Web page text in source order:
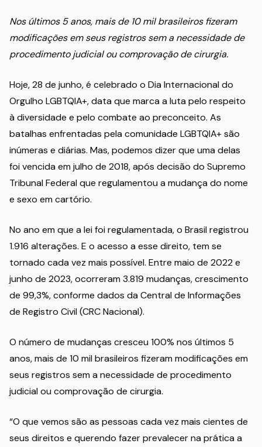
Nos últimos 5 anos, mais de 10 mil brasileiros fizeram
modificações em seus registros sem a necessidade de
procedimento judicial ou comprovação de cirurgia.
Hoje, 28 de junho, é celebrado o Dia Internacional do
Orgulho LGBTQIA+, data que marca a luta pelo respeito
à diversidade e pelo combate ao preconceito. As
batalhas enfrentadas pela comunidade LGBTQIA+ são
inúmeras e diárias. Mas, podemos dizer que uma delas
foi vencida em julho de 2018, após decisão do Supremo
Tribunal Federal que regulamentou a mudança do nome
e sexo em cartório.
No ano em que a lei foi regulamentada, o Brasil registrou
1.916 alterações. E o acesso a esse direito, tem se
tornado cada vez mais possível. Entre maio de 2022 e
junho de 2023, ocorreram 3.819 mudanças, crescimento
de 99,3%, conforme dados da Central de Informações
de Registro Civil (CRC Nacional).
O número de mudanças cresceu 100% nos últimos 5
anos, mais de 10 mil brasileiros fizeram modificações em
seus registros sem a necessidade de procedimento
judicial ou comprovação de cirurgia.
“O que vemos são as pessoas cada vez mais cientes de
seus direitos e querendo fazer prevalecer na prática a